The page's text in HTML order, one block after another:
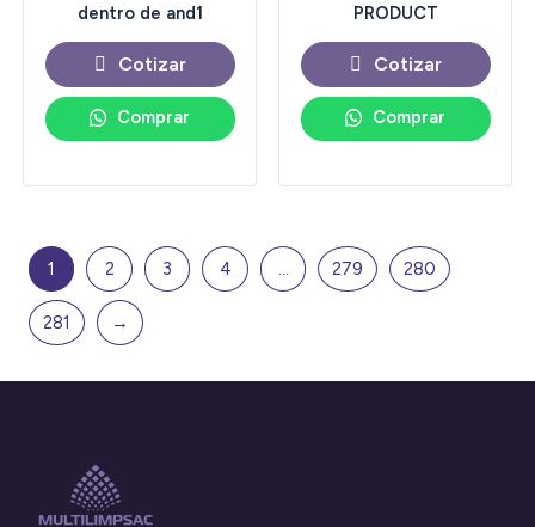
Comprar
dentro de and1
Cotizar
Comprar
PRODUCT
Cotizar
1 2 3 4 … 279 280
281 →